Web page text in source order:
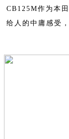
CB125M作为本
给人的中庸感受